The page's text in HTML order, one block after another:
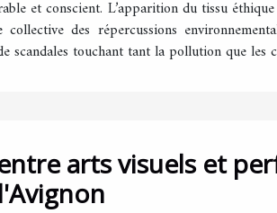
et conscient. L’apparition du tissu
des répercussions
scandales touchant tant la pollution que les
arts visuels et